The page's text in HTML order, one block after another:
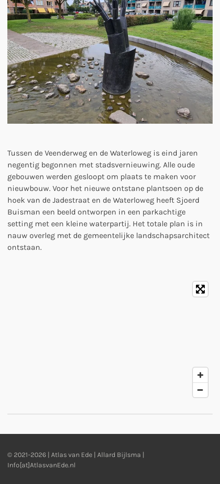
Tussen de Veenderweg en de Waterloweg is eind jaren
negentig begonnen met stadsvernieuwing. Alle oude
gebouwen werden gesloopt om plaats te maken voor
nieuwbouw. Voor het nieuwe ontstane plantsoen op de
hoek van de Jadestraat en de Waterloweg heeft Sjoerd
Buisman een beeld ontworpen in een parkachtige
setting met een kleine waterpartij. Het totale plan is in
nauw overleg met de gemeentelijke landschapsarchitect
ontstaan.
© 2021-2026 | Atlas van Ede | Allard Bijlsma |
Info[at]AtlasvanEde.nl